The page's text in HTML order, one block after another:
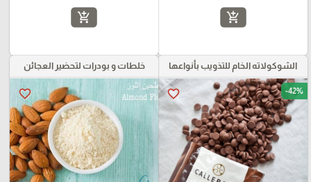
add_shopping_cart
add_shopping_cart
الشوكولاته الخام للتذويب بأنواعها
favorite_border -42%
خلطات و بودرات لتحضير العجائن
favorite_border